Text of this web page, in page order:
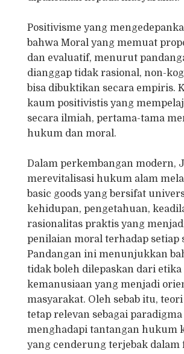
Positivisme yang
bahwa Moral yang memuat
dan evaluatif, menurut
dianggap tidak rasional, non-
bisa dibuktikan secara empiris.
kaum positivistis yang
secara ilmiah, pertama-tama
hukum dan moral.
Dalam perkembangan modern,
merevitalisasi hukum alam
basic goods yang bersifat
kehidupan, pengetahuan,
rasionalitas praktis yang
penilaian moral terhadap setiap
Pandangan ini menunjukkan
tidak boleh dilepaskan dari
kemanusiaan yang menjadi
masyarakat. Oleh sebab itu,
tetap relevan sebagai
menghadapi tantangan hukum
yang cenderung terjebak dalam